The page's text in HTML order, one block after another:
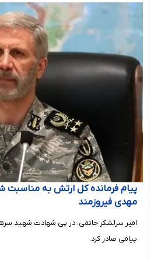
پیام فرمانده کل ارتش به
مهدی فیروزمند
امیر سرلشکر حاتمی، در پی شهادت شهید
پیامی صادر کرد.